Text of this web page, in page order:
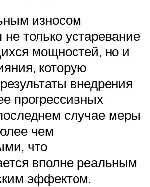
износом
не только устаревание
мощностей, но и
которую
внедрения
прогрессивных
случае меры
чем
что
вполне реальным
эффектом.